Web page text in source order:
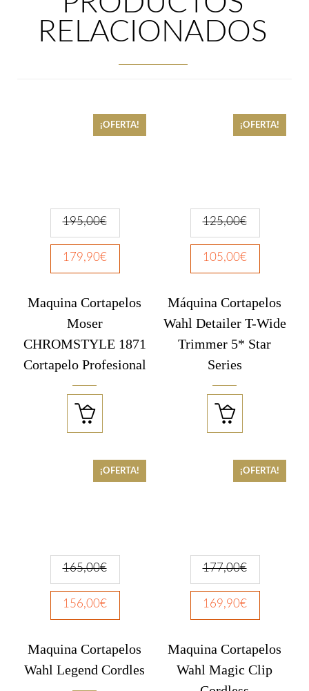
RELACIONADOS
¡OFERTA!
195,00€
179,90€
Maquina Cortapelos
Moser
CHROMSTYLE 1871
Cortapelo Profesional

¡OFERTA!
125,00€
105,00€
Máquina Cortapelos
Wahl Detailer T-Wide
Trimmer 5* Star
Series

¡OFERTA!
165,00€
156,00€
Maquina Cortapelos
Wahl Legend Cordles
¡OFERTA!
177,00€
169,90€
Maquina Cortapelos
Wahl Magic Clip